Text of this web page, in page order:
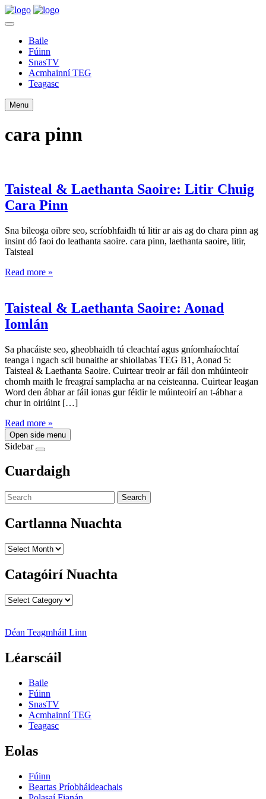
Baile
Fúinn
SnasTV
Acmhainní TEG
Teagasc
Menu
cara pinn
Taisteal & Laethanta Saoire: Litir Chuig
Cara Pinn
Sna bileoga oibre seo, scríobhfaidh tú litir ar ais ag do chara pinn ag
insint dó faoi do leathanta saoire. cara pinn, laethanta saoire, litir,
Taisteal
Read more »
Taisteal & Laethanta Saoire: Aonad
Iomlán
Sa phacáiste seo, gheobhaidh tú cleachtaí agus gníomhaíochtaí
teanga i ngach scil bunaithe ar shiollabas TEG B1, Aonad 5:
Taisteal & Laethanta Saoire. Cuirtear treoir ar fáil don mhúinteoir
chomh maith le freagraí samplacha ar na ceisteanna. Cuirtear leagan
Word den ábhar ar fáil ionas gur féidir le múinteoirí an t-ábhar a
chur in oiriúint […]
Read more »
Open side menu
Sidebar
Cuardaigh
Search
Cartlanna Nuachta
Cartlanna
Catagóirí Nuachta
Catagóirí
Déan Teagmháil Linn
Léarscáil
Baile
Fúinn
SnasTV
Acmhainní TEG
Teagasc
Eolas
Fúinn
Beartas Príobháideachais